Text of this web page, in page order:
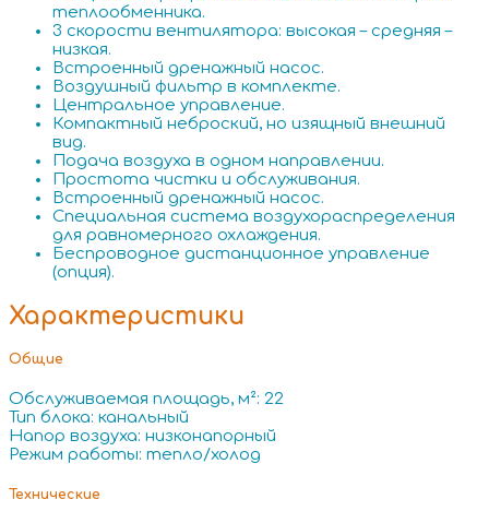
теплообменника.
3 скорости вентилятора: высокая – средняя –
низкая.
Встроенный дренажный насос.
Воздушный фильтр в комплекте.
Центральное управление.
Компактный неброский, но изящный внешний
вид.
Подача воздуха в одном направлении.
Простота чистки и обслуживания.
Встроенный дренажный насос.
Специальная система воздухораспределения
для равномерного охлаждения.
Беспроводное дистанционное управление
(опция).
Характеристики
Общие
Обслуживаемая площадь, м²: 22
Тип блока: канальный
Напор воздуха: низконапорный
Режим работы: тепло/холод
Технические